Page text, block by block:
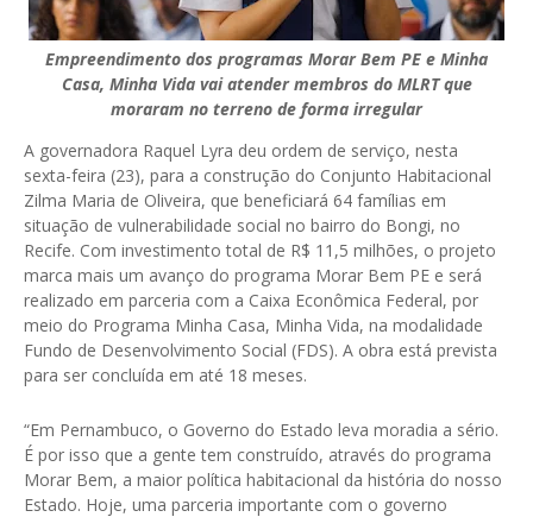
Empreendimento dos programas Morar Bem PE e Minha
Casa, Minha Vida vai atender membros do MLRT que
moraram no terreno de forma irregular
A governadora Raquel Lyra deu ordem de serviço, nesta
sexta-feira (23), para a construção do Conjunto Habitacional
Zilma Maria de Oliveira, que beneficiará 64 famílias em
situação de vulnerabilidade social no bairro do Bongi, no
Recife. Com investimento total de R$ 11,5 milhões, o projeto
marca mais um avanço do programa Morar Bem PE e será
realizado em parceria com a Caixa Econômica Federal, por
meio do Programa Minha Casa, Minha Vida, na modalidade
Fundo de Desenvolvimento Social (FDS). A obra está prevista
para ser concluída em até 18 meses.
“Em Pernambuco, o Governo do Estado leva moradia a sério.
É por isso que a gente tem construído, através do programa
Morar Bem, a maior política habitacional da história do nosso
Estado. Hoje, uma parceria importante com o governo